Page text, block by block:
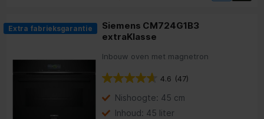
Extra fabrieksgarantie
Siemens CM724G1B3
extraKlasse
Inbouw oven met magnetron
4.6 (47)
Nishoogte: 45 cm
Inhoud: 45 liter